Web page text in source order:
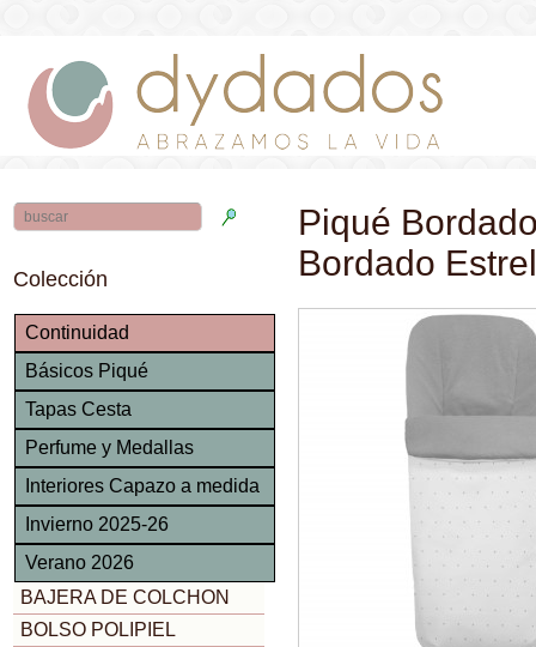
Colección
Continuidad
Básicos Piqué
Tapas Cesta
Perfume y Medallas
Interiores Capazo a medida
Invierno 2025-26
Verano 2026
BAJERA DE COLCHON
BOLSO POLIPIEL
Piqué
Bordado